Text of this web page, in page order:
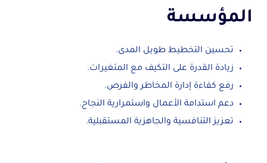
المؤسسة
تحسين التخطيط طويل المدى.
زيادة القدرة على التكيف مع المتغيرات.
رفع كفاءة إدارة المخاطر والفرص.
دعم استدامة الأعمال واستمرارية النجاح.
تعزيز التنافسية والجاهزية المستقبلية.